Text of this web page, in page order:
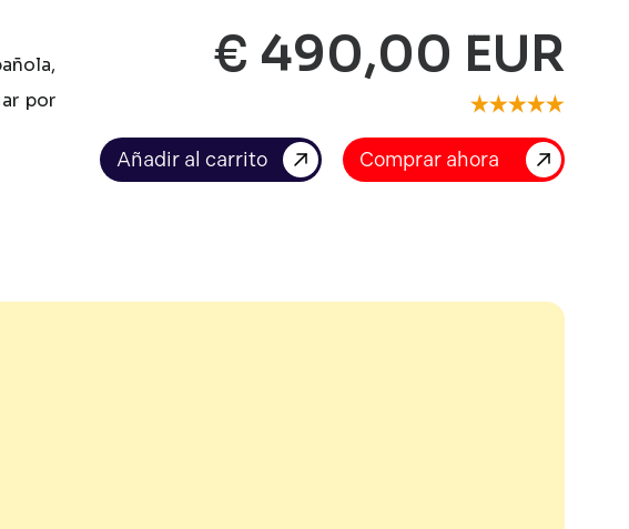
por
€ 490,00 EUR
Comprar ahora